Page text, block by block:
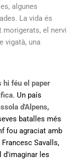
algunes
La vida és
el nervi
vigatà, una
hi féu el paper
. Un país
d'Alpens,
batalles més
fou agraciat amb
Savalls,
d'imaginar les